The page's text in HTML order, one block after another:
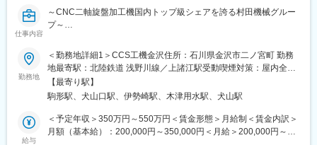
■働き方：
各拠点の近くに自宅がある前提で直行直帰が可能です。各拠点に
は1～2名が所属し、本社犬山の方で仕事の管理を行っています。
メンバーの仕事はPCで管理できるため、効率的に業務を進めるこ
とができます。
■当社の特徴・魅力：
期間中も村田機械社の犬山事業所が研修拠点となりますので、村
田機械が誇る最新技術に触れられる環境となっています。
仕事内容
～CNC二軸旋盤加工機国内トップ級シェアを誇る村田機械グルー
プ～
■ミッション：
CNC平行2軸型旋盤のメンテナンス・点検・更新（リプレース・
予防保全）提案を通じて、顧客の生産効率と機械の長寿命化を実
現し、顧客満足度を向上させます。
■業務詳細：
故障原因の究明及び再発予防対策の立案
勤務地
＜勤務地詳細1＞CCS工機金沢住所：石川県金沢市二ノ宮町 勤務
地最寄駅：北陸鉄道 浅野川線／上諸江駅受動喫煙対策：屋内全面
禁煙＜勤務地詳細2＞犬山事業所住所：愛知県犬山市橋爪中島2 勤
務地最寄駅：名鉄犬山線／犬山口駅受動喫煙対策：敷地内喫煙可
【最寄り駅】
駒形駅、犬山口駅、伊勢崎駅、木津用水駅、犬山駅
給与
＜予定年収＞350万円～550万円＜賃金形態＞月給制＜賃金内訳＞
月額（基本給）：200,000円～350,000円＜月給＞200,000円～